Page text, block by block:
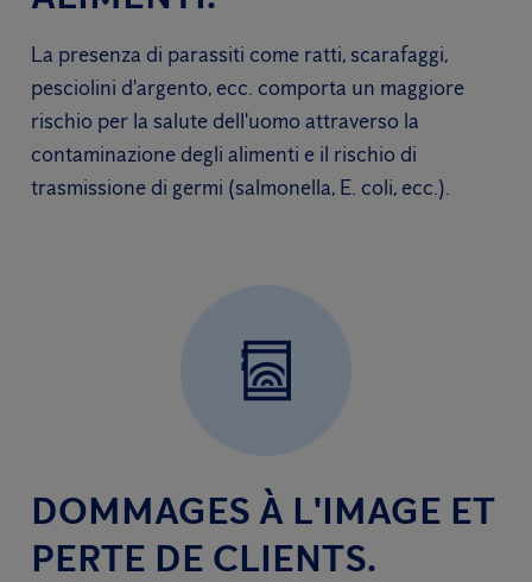
La presenza di parassiti come ratti, scarafaggi,
pesciolini d'argento, ecc. comporta un maggiore
rischio per la salute dell'uomo attraverso la
contaminazione degli alimenti e il rischio di
trasmissione di germi (salmonella, E. coli, ecc.).
DOMMAGES À L'IMAGE ET
PERTE DE CLIENTS.